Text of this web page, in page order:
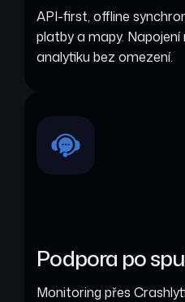
API-first, offline
platby a mapy.
analytiku bez omezení.
Podpora po
Monitoring přes